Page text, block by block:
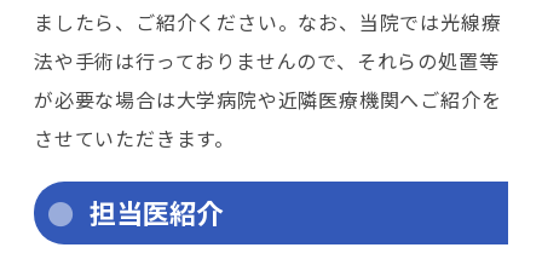
ましたら、ご紹介ください。なお、当院では光線療
法や手術は行っておりませんので、それらの処置等
が必要な場合は大学病院や近隣医療機関へご紹介を
させていただきます。
担当医紹介